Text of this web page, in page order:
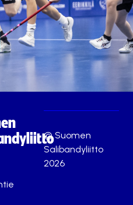
© Suomen
Salibandyliitto
2026